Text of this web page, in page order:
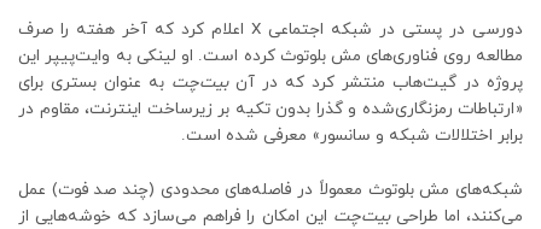
دورسی در پستی در شبکه اجتماعی X اعلام کرد که آخر هفته را صرف
مطالعه روی فناوری‌های مش بلوتوث کرده است. او لینکی به وایت‌پیپر این
پروژه در گیت‌هاب منتشر کرد که در آنبیت‌چت به عنوان بستری برای
«ارتباطات رمزنگاری‌شده و گذرا بدون تکیه بر زیرساخت اینترنت، مقاوم در
برابر اختلالات شبکه و سانسور» معرفی شده است.
شبکه‌های مش بلوتوث معمولاً در فاصله‌های محدودی (چند صد فوت) عمل
می‌کنند، اما طراحیبیت‌چت این امکان را فراهم می‌سازد که خوشه‌هایی از